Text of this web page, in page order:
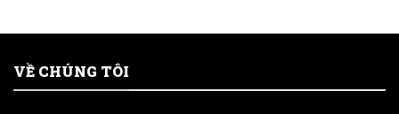
VỀ CHÚNG TÔI